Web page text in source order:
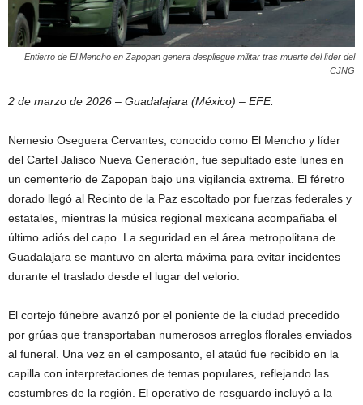
Entierro de El Mencho en Zapopan genera despliegue militar tras muerte del líder del
CJNG
2 de marzo de 2026 – Guadalajara (México) – EFE.
Nemesio Oseguera Cervantes, conocido como El Mencho y líder
del Cartel Jalisco Nueva Generación, fue sepultado este lunes en
un cementerio de Zapopan bajo una vigilancia extrema. El féretro
dorado llegó al Recinto de la Paz escoltado por fuerzas federales y
estatales, mientras la música regional mexicana acompañaba el
último adiós del capo. La seguridad en el área metropolitana de
Guadalajara se mantuvo en alerta máxima para evitar incidentes
durante el traslado desde el lugar del velorio.
El cortejo fúnebre avanzó por el poniente de la ciudad precedido
por grúas que transportaban numerosos arreglos florales enviados
al funeral. Una vez en el camposanto, el ataúd fue recibido en la
capilla con interpretaciones de temas populares, reflejando las
costumbres de la región. El operativo de resguardo incluyó a la